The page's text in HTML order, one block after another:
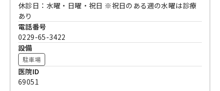
休診日：水曜・日曜・祝日 ※祝日のある週の水曜は診療
あり
電話番号
0229-65-3422
設備
駐車場
医院ID
69051